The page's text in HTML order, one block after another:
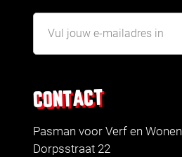
CONTACT
Pasman voor Verf en Wonen
Dorpsstraat 22